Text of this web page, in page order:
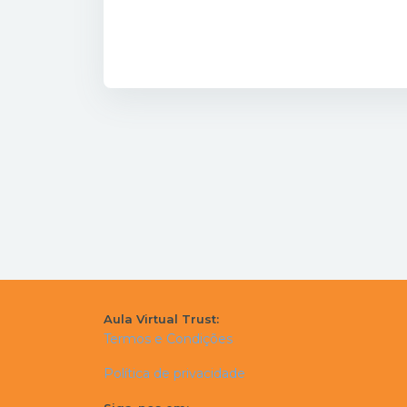
Aula Virtual Trust:
Termos e Condições
Política de privacidade